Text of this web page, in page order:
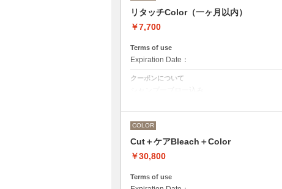
リタッチColor（一ヶ月以内）
￥7,700
Terms of use
Expiration Date：
クーポンについて
ワンカラー（おしゃれ染め、白髪染め）の一
COLOR
Cut＋ケアBleach＋Color
￥30,800
Terms of use